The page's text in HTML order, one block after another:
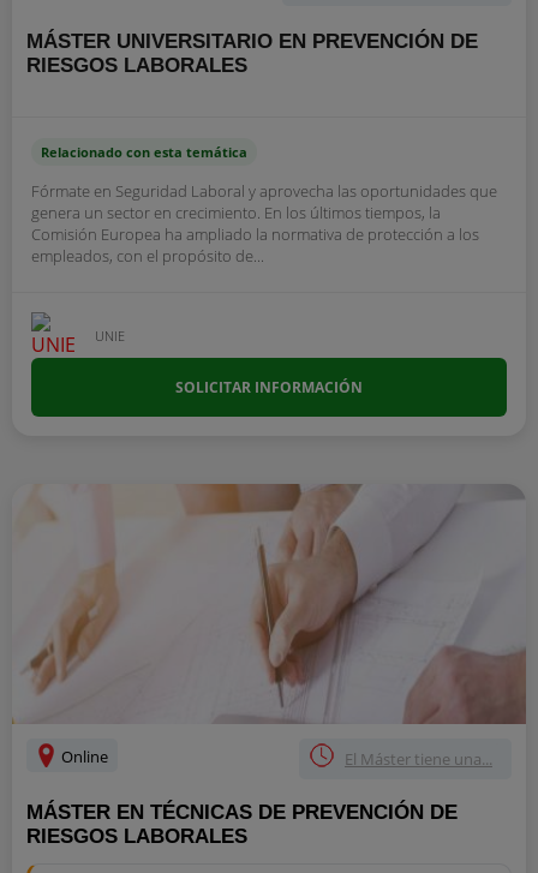
MÁSTER UNIVERSITARIO EN PREVENCIÓN DE
RIESGOS LABORALES
Relacionado con esta temática
Fórmate en Seguridad Laboral y aprovecha las oportunidades que
genera un sector en crecimiento. En los últimos tiempos, la
Comisión Europea ha ampliado la normativa de protección a los
empleados, con el propósito de...
UNIE
SOLICITAR INFORMACIÓN
Online El Máster tiene una...
MÁSTER EN TÉCNICAS DE PREVENCIÓN DE
RIESGOS LABORALES